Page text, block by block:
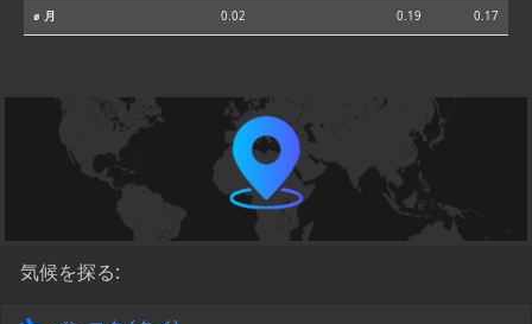
⌀ 月 0.02 0.19 0.17
気候を探る: